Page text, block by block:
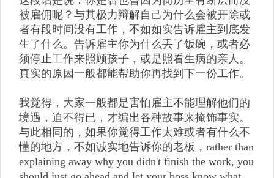
被雇佣呢？与其极力辩解自己为什么会被开除或
者有段时间没有工作，不如如实告诉雇主到底发
生了什么。告诉雇主你为什么丢了饭碗，或者必
须停止工作来照顾孩子，或是照看生病的亲人。
真实的原因一般都能帮助你再找到下一份工作。
我觉得，大家一般都是害怕雇主不能理解他们的
境遇，迫不得已，才编出各种故事来掩饰事实。
与此相同的，如果你觉得工作太难或者有什么不
懂的地方，不如诚实地告诉你的老板，rather than
explaining away why you didn't finish the work, you